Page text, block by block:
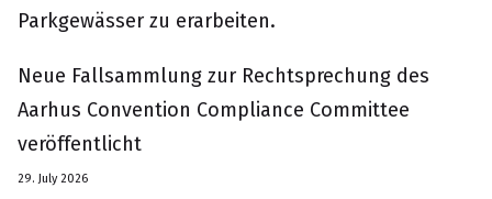
Parkgewässer zu erarbeiten.
Neue Fallsammlung zur Rechtsprechung des
Aarhus Convention Compliance Committee
veröffentlicht
29. July 2026